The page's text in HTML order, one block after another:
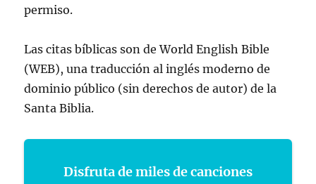
permiso.
Las citas bíblicas son de World English Bible
(WEB), una traducción al inglés moderno de
dominio público (sin derechos de autor) de la
Santa Biblia.
Disfruta de miles de canciones